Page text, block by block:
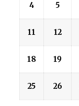
4 5
11 12
18 19
25 26